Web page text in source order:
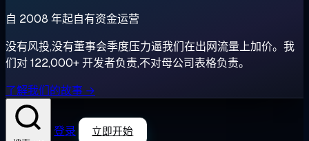
自 2008 年起自有资金运营
没有风投,没有董事会季度压力逼我们在出网流量上加价。我
们对 122,000+ 开发者负责,不对母公司表格负责。
了解我们的故事 →
登录 立即开始